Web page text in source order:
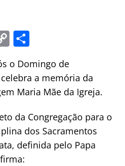
m
C
p
y
Li
n
k
h
ar
e
o Domingo de
a memória da
Maria Mãe da Igreja.
da Congregação para o
dos Sacramentos
definida pelo Papa